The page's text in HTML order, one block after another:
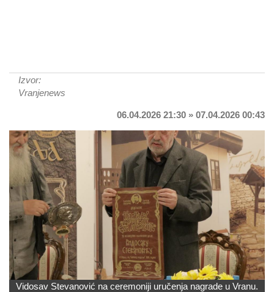
Izvor:
Vranjenews
06.04.2026 21:30 » 07.04.2026 00:43
Vidosav Stevanović na ceremoniji uručenja nagrade u Vranu.